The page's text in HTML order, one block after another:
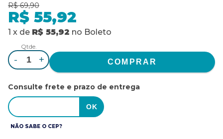
R$ 69,90
R$ 55,92
1 x de R$ 55,92 no Boleto
Qtde.
- +
Consulte frete e prazo de entrega
NÃO SABE O CEP?